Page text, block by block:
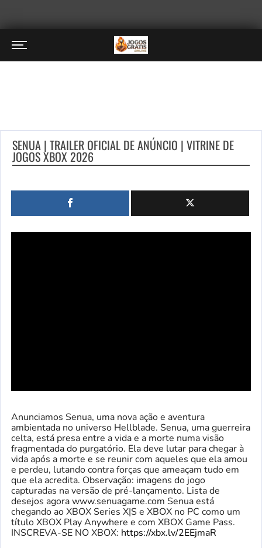
SENUA | TRAILER OFICIAL DE ANÚNCIO | VITRINE DE
JOGOS XBOX 2026
Anunciamos Senua, uma nova ação e aventura
ambientada no universo Hellblade. Senua, uma guerreira
celta, está presa entre a vida e a morte numa visão
fragmentada do purgatório. Ela deve lutar para chegar à
vida após a morte e se reunir com aqueles que ela amou
e perdeu, lutando contra forças que ameaçam tudo em
que ela acredita. Observação: imagens do jogo
capturadas na versão de pré-lançamento. Lista de
desejos agora www.senuagame.com Senua está
chegando ao XBOX Series X|S e XBOX no PC como um
título XBOX Play Anywhere e com XBOX Game Pass.
INSCREVA-SE NO XBOX: https://xbx.lv/2EEjmaR